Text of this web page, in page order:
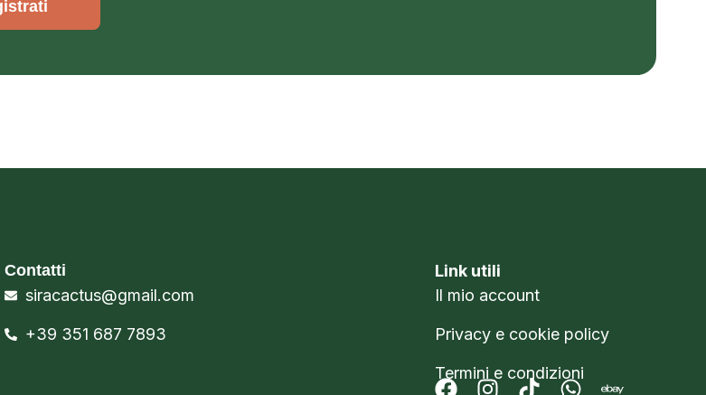
Contatti
siracactus@gmail.com
+39 351 687 7893
Link utili
Il mio account
Privacy e cookie policy
Termini e condizioni